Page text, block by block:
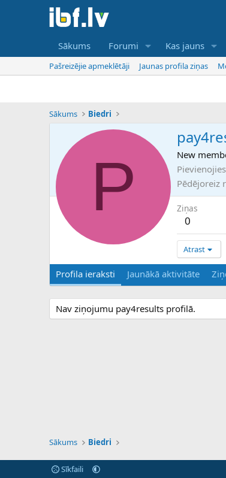
Sākums Forumi Kas jauns
Pašreizējie apmeklētāji Jaunas profila ziņas
Sākums Biedri
P New
Pievienojies
Pēdējoreiz
Ziņas
0
Atrast
Profila ieraksti Jaunākā aktivitāte
Nav ziņojumu pay4results profilā.
Sākums Biedri
Sīkfaili